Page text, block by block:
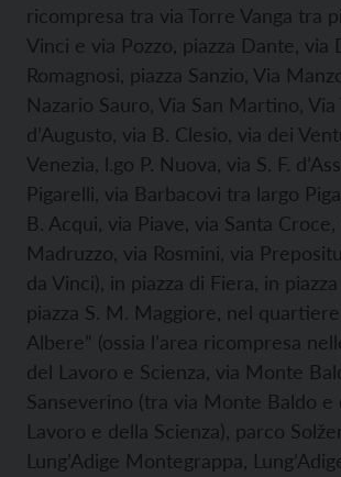
ricompresa tra via Torre Vanga tra
Vinci e via Pozzo, piazza Dante, via
Romagnosi, piazza Sanzio, Via
Nazario Sauro, Via San Martino, Via
d’Augusto, via B. Clesio, via dei
Venezia, l.go P. Nuova, via S. F.
Pigarelli, via Barbacovi tra largo
B. Acqui, via Piave, via Santa Croce,
Madruzzo, via Rosmini, via
da Vinci), in piazza di Fiera, in
piazza S. M. Maggiore, nel quartiere
Albere” (ossia l’area ricompresa
del Lavoro e Scienza, via Monte
Sanseverino (tra via Monte Baldo e
Lavoro e della Scienza), parco
Lung’Adige Montegrappa,